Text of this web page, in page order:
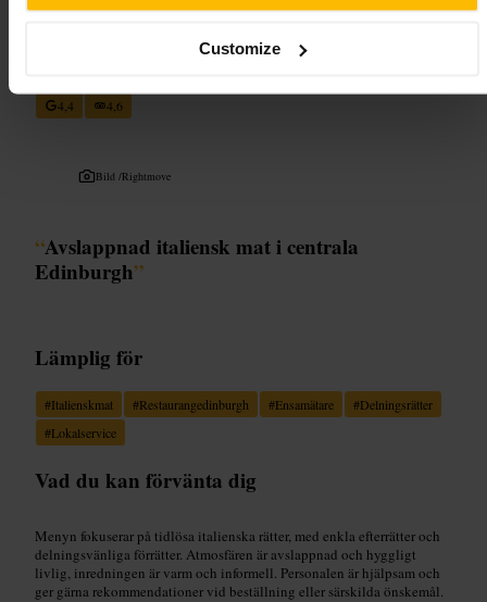
Customize
Piccolino Edinburgh
4,4
4,6
Bild /Rightmove
“Avslappnad italiensk mat i centrala
Edinburgh”
Lämplig för
#Italienskmat #Restaurangedinburgh #Ensamätare #Delningsrätter
#Lokalservice
Vad du kan förvänta dig
Menyn fokuserar på tidlösa italienska rätter, med enkla efterrätter och
delningsvänliga förrätter. Atmosfären är avslappnad och hyggligt
livlig, inredningen är varm och informell. Personalen är hjälpsam och
ger gärna rekommendationer vid beställning eller särskilda önskemål.